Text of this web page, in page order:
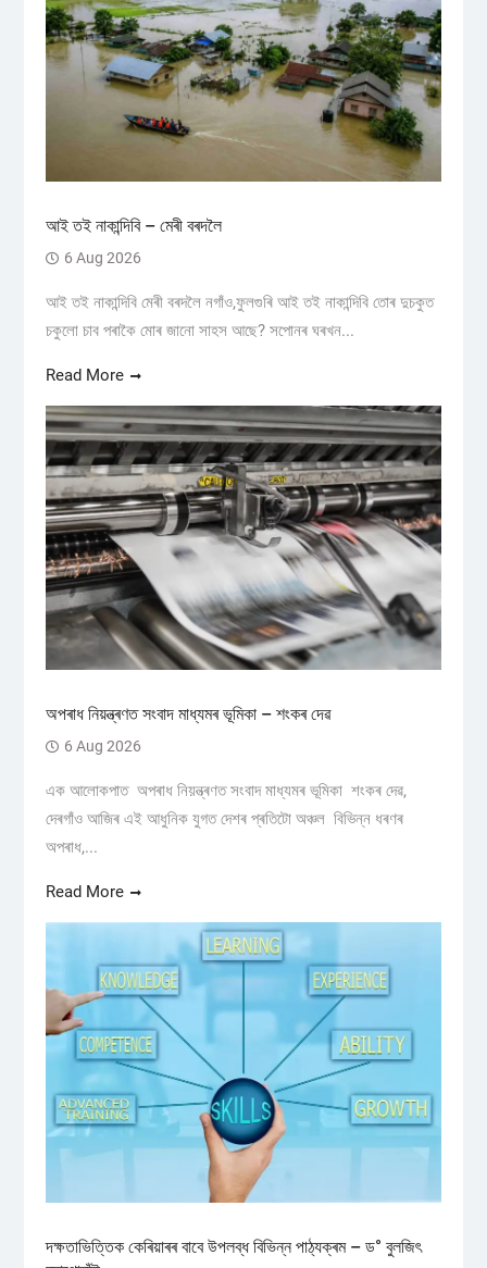
আই তই নাকান্দিবি – মেৰী বৰদলৈ
6 Aug 2026
আই তই নাকান্দিবি মেৰী বৰদলৈ নগাঁও,ফুলগুৰি আই তই নাকান্দিবি তোৰ দুচকুত
চকুলো চাব পৰাকৈ মোৰ জানো সাহস আছে? সপোনৰ ঘৰখন...
Read More
অপৰাধ নিয়ন্ত্ৰণত সংবাদ মাধ্যমৰ ভূমিকা – শংকৰ দেৱ
6 Aug 2026
এক আলোকপাত অপৰাধ নিয়ন্ত্ৰণত সংবাদ মাধ্যমৰ ভূমিকা শংকৰ দেৱ,
দেৰগাঁও আজিৰ এই আধুনিক যুগত দেশৰ প্ৰতিটো অঞ্চল বিভিন্ন ধৰণৰ
অপৰাধ,...
Read More
দক্ষতাভিত্তিক কেৰিয়াৰৰ বাবে উপলব্ধ বিভিন্ন পাঠ্যক্ৰম – ড° বুলজিৎ